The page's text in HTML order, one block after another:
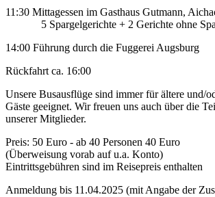
11:30 Mittagessen im Gasthaus Gutmann,
5 Spargelgerichte + 2 Gerichte ohne
14:00 Führung durch die Fuggerei Augsburg
Rückfahrt ca. 16:00
Unsere Busausflüge sind immer für ältere und/
Gäste geeignet. Wir freuen uns auch über die
unserer Mitglieder.
Preis: 50 Euro - ab 40 Personen 40 Euro
(Überweisung vorab auf u.a. Konto)
Eintrittsgebühren sind im Reisepreis enthalten
Anmeldung bis 11.04.2025 (mit Angabe der